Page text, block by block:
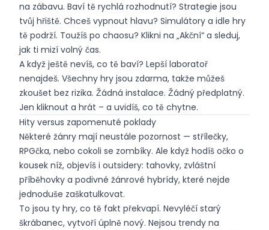
na zábavu. Baví tě rychlá rozhodnutí? Strategie jsou
tvůj hřiště. Chceš vypnout hlavu? Simulátory a idle hry
tě podrží. Toužíš po chaosu? Klikni na „Akční“ a sleduj,
jak ti mizí volný čas.
A když ještě nevíš, co tě baví? Lepší laboratoř
nenajdeš. Všechny hry jsou zdarma, takže můžeš
zkoušet bez rizika. Žádná instalace. Žádný předplatný.
Jen kliknout a hrát – a uvidíš, co tě chytne.
Hity versus zapomenuté poklady
Některé žánry mají neustále pozornost — střílečky,
RPGčka, nebo cokoli se zombíky. Ale když hodíš očko o
kousek níž, objevíš i outsidery: tahovky, zvláštní
příběhovky a podivné žánrové hybrídy, které nejde
jednoduše zaškatulkovat.
To jsou ty hry, co tě fakt překvapí. Nevyléčí starý
škrábanec, vytvoří úplně nový. Nejsou trendy na